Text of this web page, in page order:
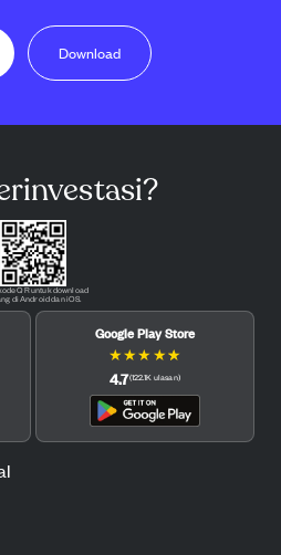
Download
QR untuk download
di Android dan iOS.
Google Play Store
★★★ ★★
4.7(122.1K ulasan)